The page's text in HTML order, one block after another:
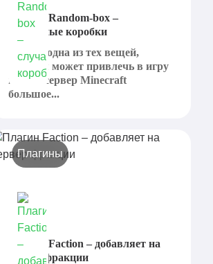
Плагин Random-box –
случайные коробки
Азарт - одна из тех вещей,
которая может привлечь в игру
или на сервер Minecraft
большое...
Плагины
Плагин Faction – добавляет на
сервер фракции